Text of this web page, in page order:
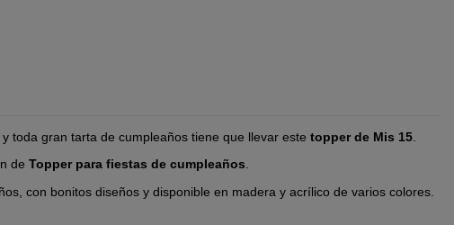
toda gran tarta de cumpleaños tiene que llevar este topper de Mis 15.
de Topper para fiestas de cumpleaños.
con bonitos diseños y disponible en madera y acrílico de varios colores.